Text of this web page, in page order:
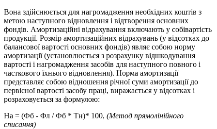
Вона здійснюється для нагромадження необхідних коштів з
метою наступного відновлення і відтворення основних
фондів. Амортизаційні відрахування включають у собівартість
продукції. Розмір амортизаційних відрахувань (у відсотках до
балансової вартості основних фондів) являє собою норму
амортизації (установлюється з розрахунку відшкодування
вартості і нагромадження засобів для наступного повного і
часткового їхнього відновлення). Норма амортизації
представляє собою відношення річної суми амортизації до
первісної вартості засобу праці, виражається у відсотках і
розраховується за формулою:
На = (Фб - Фл / Фб * Тн)* 100, (Метод прямолінійного
списання)